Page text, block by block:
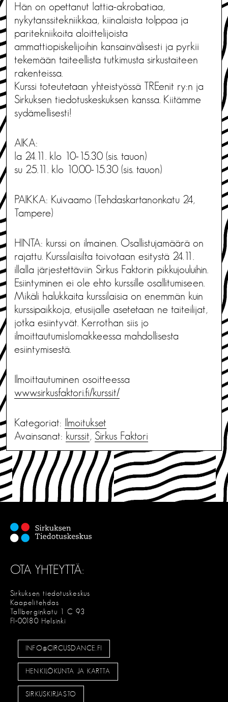
Hän on opettanut lattia-akrobatiaa,
nykytanssitekniikkaa, kiinalaista tolppaa ja
paritekniikoita aloittelijoista
ammattiopiskelijoihin kansainvälisesti ja pyrkii
tekemään taiteellista tutkimusta sirkustaiteen
rakenteissa.
Kurssi toteutetaan yhteistyössä TREenit ry:n ja
Sirkuksen tiedotuskeskuksen kanssa. Kiitämme
sydämellisesti!
AIKA:
la 24.11. klo 10-15.30 (sis. tauon)
su 25.11. klo 10.00-15.30 (sis. tauon)
PAIKKA: Kuivaamo (Tehdaskartanonkatu 24,
Tampere)
HINTA: kurssi on ilmainen. Osallistujamäärä on
rajattu. Kurssilaisilta toivotaan esitystä 24.11.
illalla järjestettäviin Sirkus Faktorin pikkujouluihin.
Esiintyminen ei ole ehto kurssille osallitumiseen.
Mikäli halukkaita kurssilaisia on enemmän kuin
kurssipaikkoja, etusijalle asetetaan ne taiteilijat,
jotka esiintyvät. Kerrothan siis jo
ilmoittautumislomakkeessa mahdollisesta
esiintymisestä.
Ilmoittautuminen osoitteessa
www.sirkusfaktori.fi/kurssit/
Kategoriat: Ilmoitukset
Avainsanat: kurssit, Sirkus Faktori
OTA YHTEYTTÄ:
Sirkuksen tiedotuskeskus
Kaapelitehdas
Tallberginkatu 1 C 93
FI-00180 Helsinki
INFO@CIRCUSDANCE.FI
HENKILÖKUNTA JA KARTTA
SIRKUSKIRJASTO